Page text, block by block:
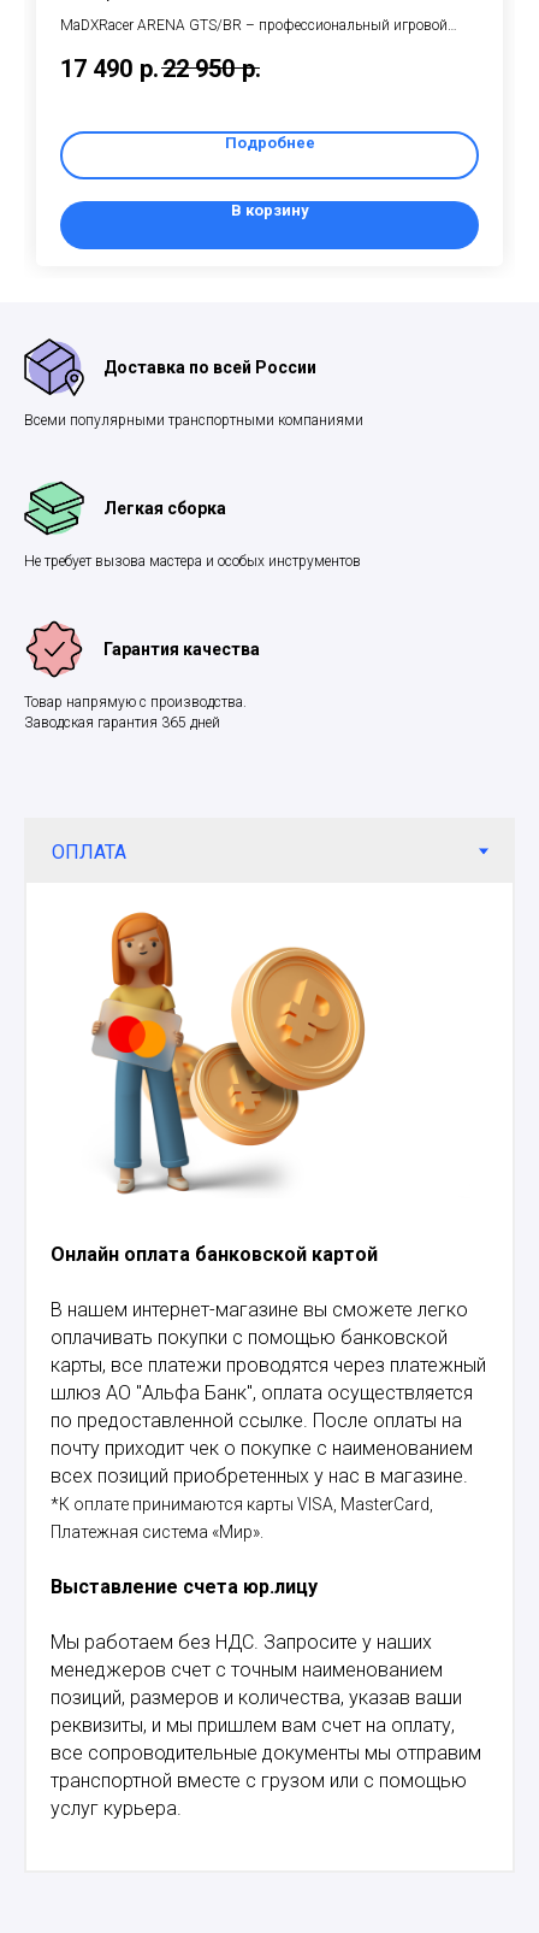
MaDXRacer ARENA GTS/BR – профессиональный игровой
высоты от 700 до 800 мм (шаг 20 мм)
17 490 р.22 950 р.
Подробнее
В корзину
Доставка по всей России
Всеми популярными транспортными компаниями
Легкая сборка
Не требует вызова мастера и особых инструментов
Гарантия качества
Товар напрямую с производства.
Заводская гарантия 365 дней
Онлайн оплата банковской картой
В нашем интернет-магазине вы сможете легко
оплачивать покупки с помощью банковской
карты, все платежи проводятся через платежный
шлюз АО "Альфа Банк", оплата осуществляется
по предоставленной ссылке. После оплаты на
почту приходит чек о покупке с наименованием
всех позиций приобретенных у нас в магазине.
*К оплате принимаются карты VISA, MasterCard,
Платежная система «Мир».
Выставление счета юр.лицу
Мы работаем без НДС. Запросите у наших
менеджеров счет с точным наименованием
позиций, размеров и количества, указав ваши
реквизиты, и мы пришлем вам счет на оплату,
все сопроводительные документы мы отправим
транспортной вместе с грузом или с помощью
услуг курьера.